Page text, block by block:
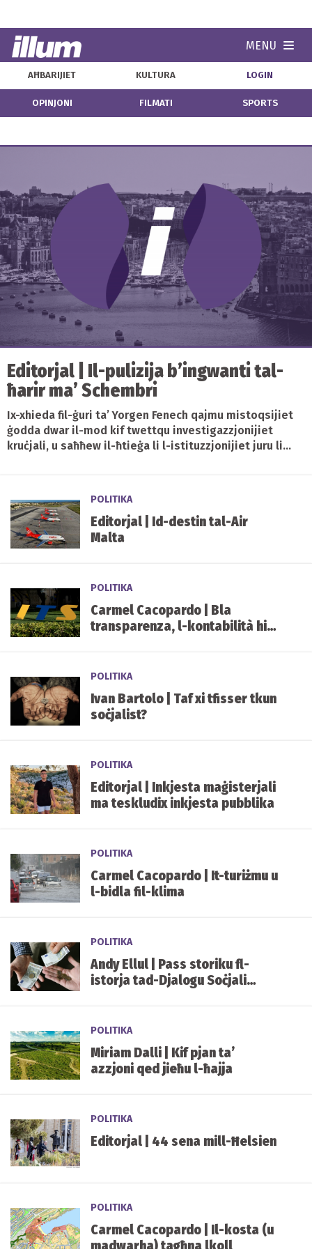
MENU
AĦBARIJIET KULTURA LOGIN
OPINJONI FILMATI SPORTS
Editorjal | Il-pulizija b’ingwanti tal-
ħarir ma’ Schembri
Ix-xhieda fil-ġuri ta’ Yorgen Fenech qajmu mistoqsijiet
ġodda dwar il-mod kif twettqu investigazzjonijiet
kruċjali, u saħħew il-ħtieġa li l-istituzzjonijiet juru li...
POLITIKA
Editorjal | Id-destin tal-Air
Malta
POLITIKA
Carmel Cacopardo | Bla
transparenza, l-kontabilità hi
POLITIKA
Ivan Bartolo | Taf xi tfisser tkun
soċjalist?
POLITIKA
Editorjal | Inkjesta maġisterjali
ma teskludix inkjesta pubblika
POLITIKA
Carmel Cacopardo | It-turiżmu u
l-bidla fil-klima
POLITIKA
Andy Ellul | Pass storiku fl-
istorja tad-Djalogu Soċjali
POLITIKA
Miriam Dalli | Kif pjan ta’
azzjoni qed jieħu l-ħajja
POLITIKA
Editorjal | 44 sena mill-Ħelsien
POLITIKA
Carmel Cacopardo | Il-kosta (u